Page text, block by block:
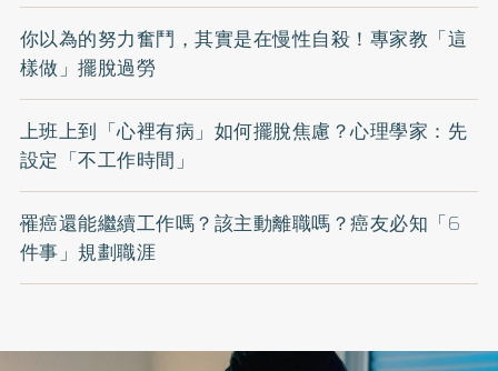
你以為的努力奮鬥，其實是在慢性自殺！專家教「這
樣做」擺脫過勞
上班上到「心裡有病」如何擺脫焦慮？心理學家：先
設定「不工作時間」
罹癌還能繼續工作嗎？該主動離職嗎？癌友必知「6
件事」規劃職涯